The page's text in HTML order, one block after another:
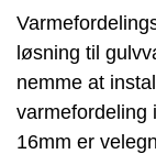
løsning til
nemme at
varmefordeling
16mm er